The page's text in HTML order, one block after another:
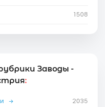
1508
Заводы -
:
→ 2035